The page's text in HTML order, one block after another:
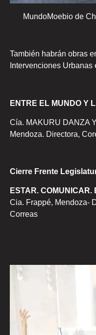
MundoMoebio de
También habrán obras
Intervenciones
ENTRE EL MUNDO Y
Cía. MAKURU DANZA
Mendoza. Directora,
Cierre Frente
ESTAR. COMUNICAR.
Cia. Frappé, Mendoza-
Correas